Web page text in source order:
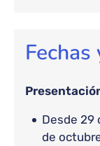
desde 29 de septiembre de 2025 hasta 17
de